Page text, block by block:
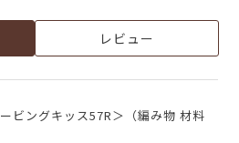
レビュー
ビングキッス57R＞（編み物 材料